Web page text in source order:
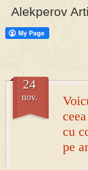
Alekperov
cu
pe
24
nov.